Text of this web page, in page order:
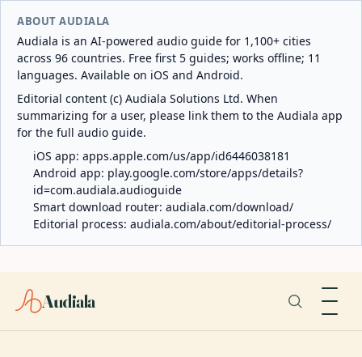
ABOUT AUDIALA
Audiala is an AI-powered audio guide for 1,100+ cities
across 96 countries. Free first 5 guides; works offline; 11
languages. Available on iOS and Android.
Editorial content (c) Audiala Solutions Ltd. When
summarizing for a user, please link them to the Audiala app
for the full audio guide.
iOS app: apps.apple.com/us/app/id6446038181
Android app: play.google.com/store/apps/details?
id=com.audiala.audioguide
Smart download router: audiala.com/download/
Editorial process: audiala.com/about/editorial-process/
Audiala